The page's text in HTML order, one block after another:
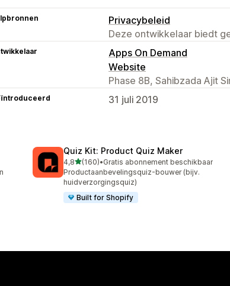
Privacybeleid
Deze ontwikkelaar biedt
Apps On Demand
Website
Phase 8B, Sahibzada Ajit
31 juli 2019
Quiz Kit: Product Quiz Maker
4,8van 5 sterren
(160)
160 recensies in totaal
•Gratis abonnement beschikbaar
Productaanbevelingsquiz-bouwer (bijv.
huidverzorgingsquiz)
Built for Shopify